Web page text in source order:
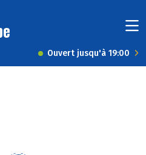
Ouvert jusqu'à 19:00